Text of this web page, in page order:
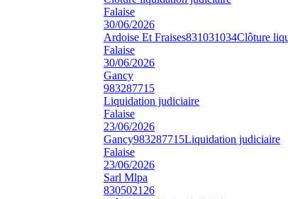
Falaise
30/06/2026
Ardoise Et Fraises831031034Clôture
Falaise
30/06/2026
Gancy
983287715
Liquidation judiciaire
Falaise
23/06/2026
Gancy983287715Liquidation judiciaire
Falaise
23/06/2026
Sarl Mlpa
830502126